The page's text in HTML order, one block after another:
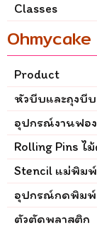
Classes
Ohmycake
Product
หัวบีบและถุงบีบ
อุปกรณ์งานฟอ
Rolling Pins ไ
Stencil แม่พิม
อุปกรณ์กดพิมพ์
ตัวตัดพลาสติก